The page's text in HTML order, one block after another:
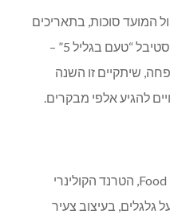
המועד סוכות, בתאריכים
15-16/10 שלישי עד חמישי, את פסטיבל “טעם בגליל 5” –
שיתקיים זו השנה
להגיע אלפי מבקרים.
מתחם האוכל בפסטיבל, ה-Food Truck, הטרנד הקולינרי
גלגלים, בעיצוב צעיר